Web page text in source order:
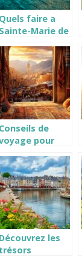
Quels faire a
Sainte-Marie de
?
Conseils de
pour
et ses
Découvrez les
trésors